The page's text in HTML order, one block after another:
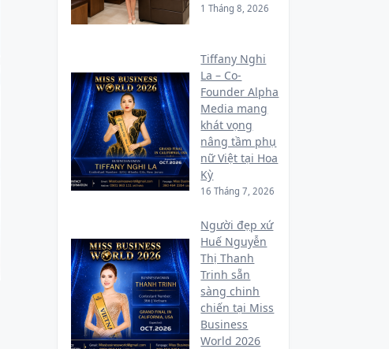
1 Tháng 8, 2026
Tiffany Nghi
La – Co-
Founder Alpha
Media mang
khát vọng
nâng tầm phụ
nữ Việt tại Hoa
Kỳ
16 Tháng 7, 2026
Người đẹp xứ
Huế Nguyễn
Thị Thanh
Trinh sẵn
sàng chinh
chiến tại Miss
Business
World 2026